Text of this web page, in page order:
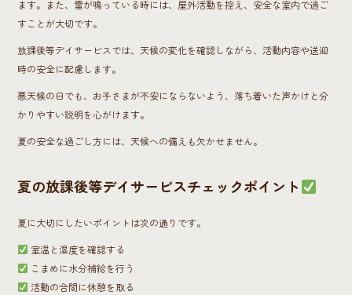
ます。また、雷が鳴っている時には、屋外活動を控え、安全な室内で過ご
すことが大切です。
放課後等デイサービスでは、天候の変化を確認しながら、活動内容や送迎
時の安全に配慮します。
悪天候の日でも、お子さまが不安にならないよう、落ち着いた声かけと分
かりやすい説明を心がけます。
夏の安全な過ごし方には、天候への備えも欠かせません。
夏の放課後等デイサービスチェックポイント
夏に大切にしたいポイントは次の通りです。
室温と湿度を確認する
こまめに水分補給を行う
活動の合間に休憩を取る